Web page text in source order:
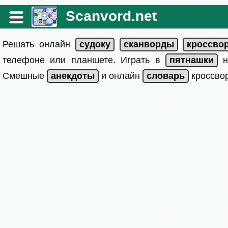
Scanvord.net
Решать онлайн
телефоне или планшете. Играть в
Смешные
и онлайн